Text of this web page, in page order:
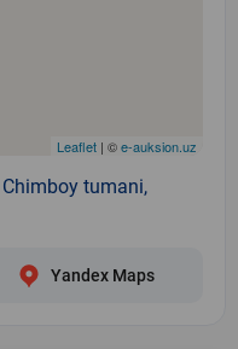
Leaflet | ©e-auksion.uz
tumani,
Yandex Maps